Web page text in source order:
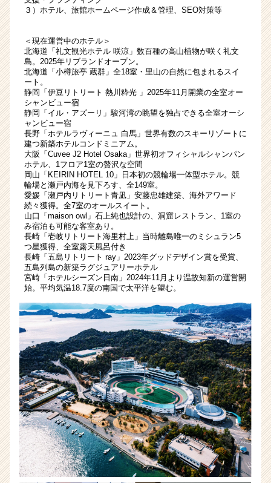
ス
ト
が
届
就
サ
イ
ト
チ
ア
キ
ャ
リ
ア
（CheerCareer）
３）ホテル、旅館ホームページ作成＆管理、SEO対策等
＜現在運営中のホテル＞
北海道「礼文観光ホテル 咲涼」数百種の高山植物が咲く礼文
島。2025年リブランドオープン。
北海道「小樽旅亭 蔵群」全18室・里山の自然に包まれるスイ
ート。
静岡「伊豆リトリート 熱川粋光 」2025年11月開業の全室オー
シャンビュー宿
静岡「イル・アズーリ」駿河湾の眺望を独占できる全室オーシ
ャンビュー宿
長野「ホテルラヴィーニュ 白馬」世界有数のスキーリゾートに
建つ新築ホテルコンドミニアム。
大阪「Cuvee J2 Hotel Osaka」世界初オフィシャルシャンパン
ホテル、1フロア1室の贅沢な空間
岡山「KEIRIN HOTEL 10」日本初の競輪場一体型ホテル。競
輪場と瀬戸内海を見下ろす、全149室。
愛媛「瀬戸内リトリート青凪」安藤忠雄建築、海外アワード
続々獲得。全7室のオールスイート。
山口「maison owl」石上純也設計の、洞窟レストラン、1室の
み宿泊も可能な客室あり。
長崎「壱岐リトリート海里村上」当時離島唯一のミシュラン5
つ星獲得、全室露天風呂付き
長崎「五島リトリート ray」2023年グッドデザイン賞を受賞、
五島列島の新築ラグジュアリーホテル
宮崎「ホテルシーズン日南」2024年11月より温故知新の運営開
始。平均気温18.7度の南国で太平洋を望む。